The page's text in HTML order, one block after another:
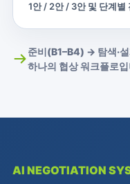
1안 / 2안 / 3안 및 단계별
준비(B1–B4) → 탐색·
하나의 협상 워크플로
AI NEGOTIATION